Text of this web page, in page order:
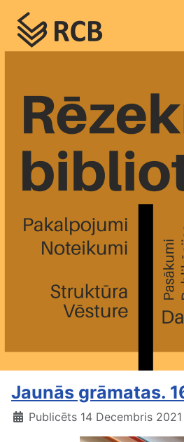
Jaunās grāmatas.
Publicēts 14 Decembris 2021